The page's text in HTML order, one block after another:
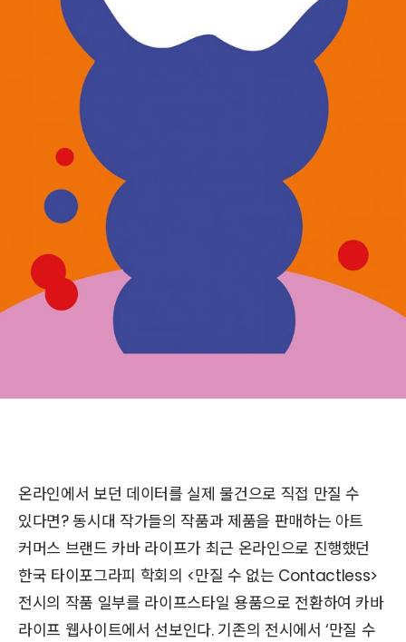
온라인에서 보던 데이터를 실제 물건으로 직접 만질 수
있다면? 동시대 작가들의 작품과 제품을 판매하는 아트
커머스 브랜드 카바 라이프가 최근 온라인으로 진행했던
한국 타이포그라피 학회의 <만질 수 없는 Contactless>
전시의 작품 일부를 라이프스타일 용품으로 전환하여 카바
라이프 웹사이트에서 선보인다. 기존의 전시에서 ‘만질 수